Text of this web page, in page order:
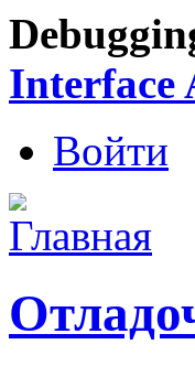
Interface
Войти